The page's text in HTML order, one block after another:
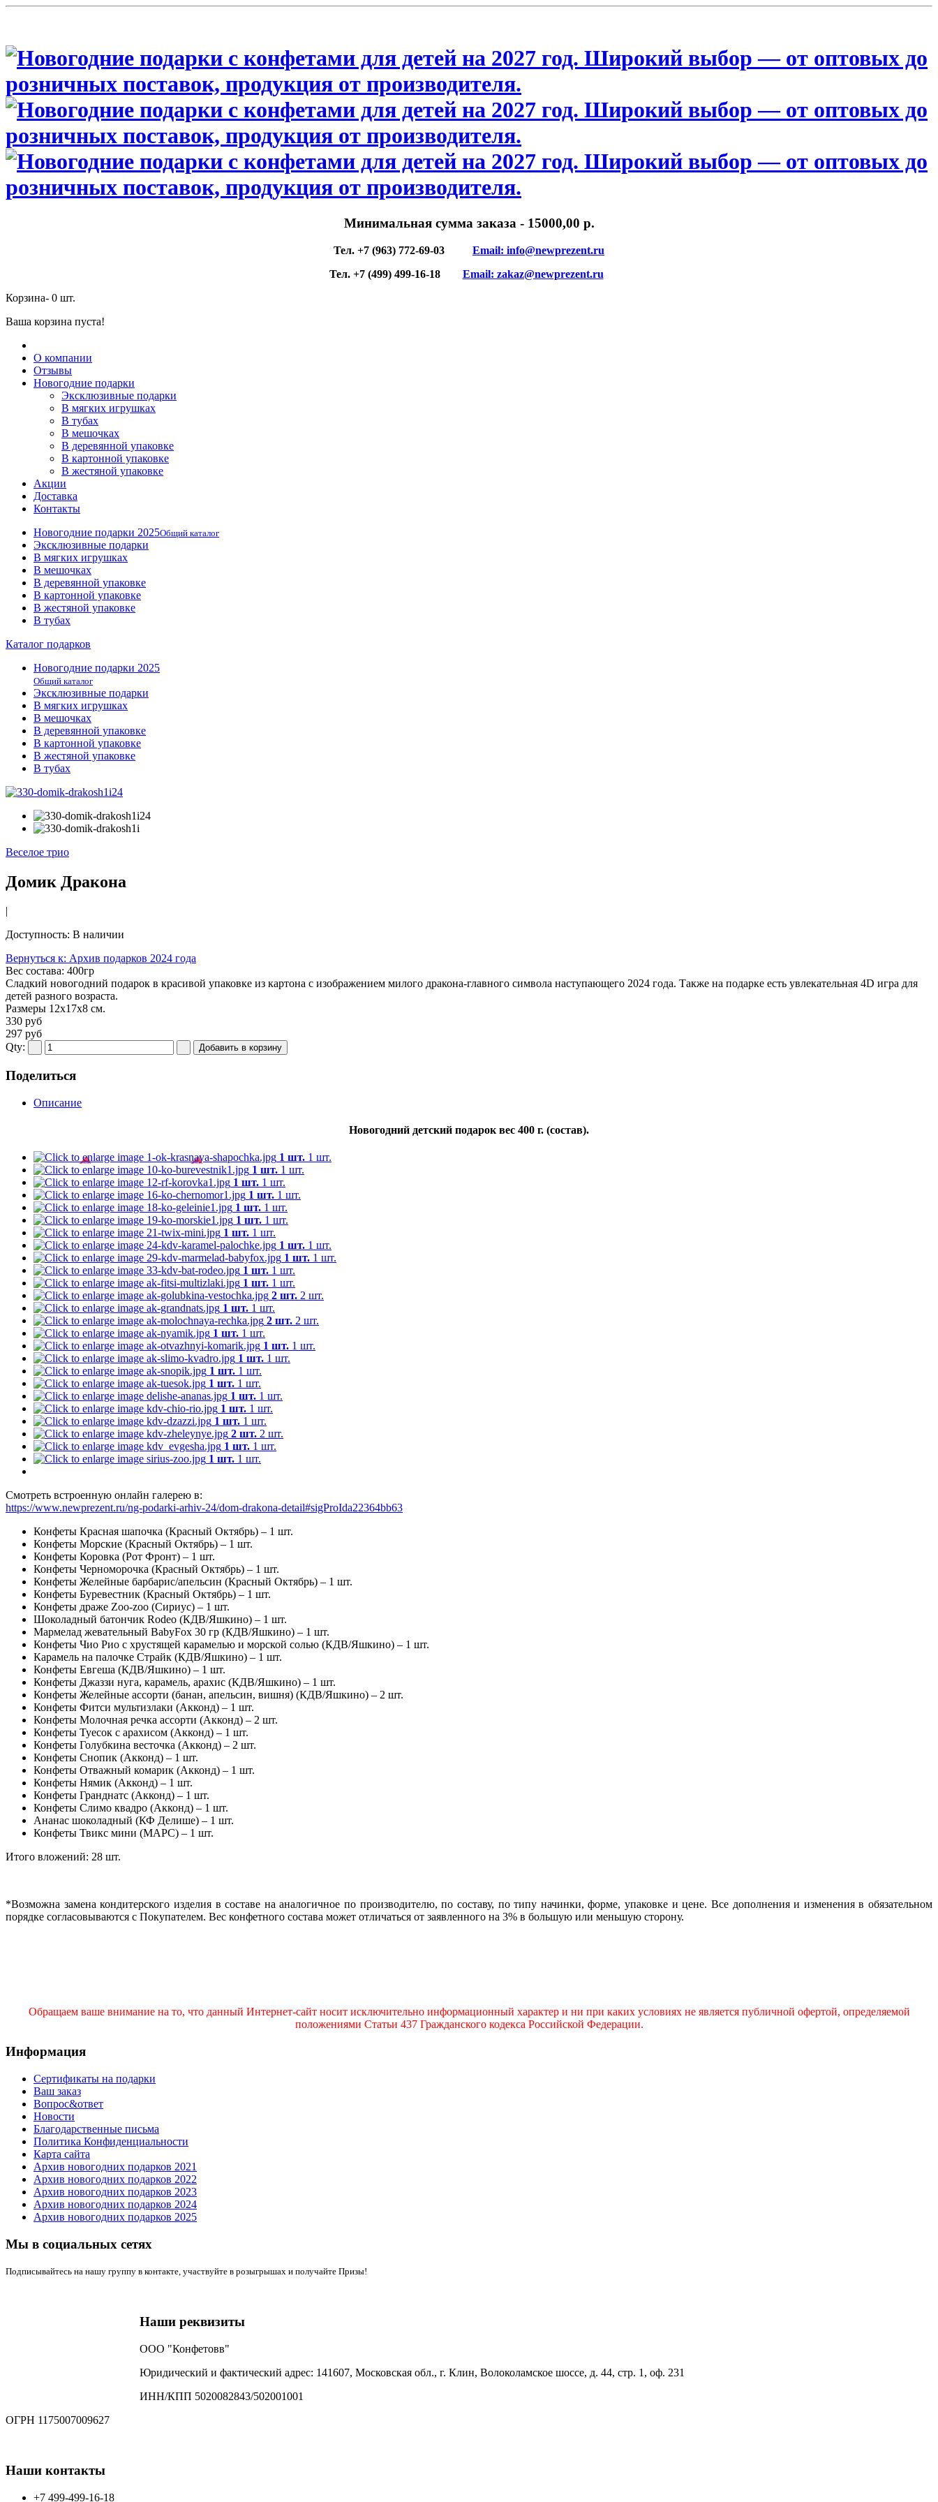
Минимальная сумма заказа - 15000,00 р.
Тел. +7 (963) 772-69-03 Email: info@newprezent.ru
Тел. +7 (499) 499-16-18 Email: zakaz@newprezent.ru
Корзина- 0 шт.
Ваша корзина пуста!
О компании
Отзывы
Новогодние подарки
Эксклюзивные подарки
В мягких игрушках
В тубах
В мешочках
В деревянной упаковке
В картонной упаковке
В жестяной упаковке
Акции
Доставка
Контакты
Новогодние подарки 2025Общий каталог
Эксклюзивные подарки
В мягких игрушках
В мешочках
В деревянной упаковке
В картонной упаковке
В жестяной упаковке
В тубах
Каталог подарков
Новогодние подарки 2025
Общий каталог
Эксклюзивные подарки
В мягких игрушках
В мешочках
В деревянной упаковке
В картонной упаковке
В жестяной упаковке
В тубах
Веселое трио
Домик Дракона
|
Доступность: В наличии
Вернуться к: Архив подарков 2024 года
Вес состава: 400гр
Сладкий новогодний подарок в красивой упаковке из картона с изображением милого дракона-главного символа наступающего 2024 года. Также на подарке есть увлекательная 4D игра для
детей разного возраста.
Размеры 12х17х8 см.
330 руб
297 руб
Qty:
Поделиться
Описание
Новогодний детский подарок вес 400 г. (состав).
1 шт. 1 шт.
1 шт. 1 шт.
1 шт. 1 шт.
1 шт. 1 шт.
1 шт. 1 шт.
1 шт. 1 шт.
1 шт. 1 шт.
1 шт. 1 шт.
1 шт. 1 шт.
1 шт. 1 шт.
1 шт. 1 шт.
2 шт. 2 шт.
1 шт. 1 шт.
2 шт. 2 шт.
1 шт. 1 шт.
1 шт. 1 шт.
1 шт. 1 шт.
1 шт. 1 шт.
1 шт. 1 шт.
1 шт. 1 шт.
1 шт. 1 шт.
1 шт. 1 шт.
2 шт. 2 шт.
1 шт. 1 шт.
1 шт. 1 шт.
Смотреть встроенную онлайн галерею в:
https://www.newprezent.ru/ng-podarki-arhiv-24/dom-drakona-detail#sigProIda22364bb63
Конфеты Красная шапочка (Красный Октябрь) – 1 шт.
Конфеты Морские (Красный Октябрь) – 1 шт.
Конфеты Коровка (Рот Фронт) – 1 шт.
Конфеты Черноморочка (Красный Октябрь) – 1 шт.
Конфеты Желейные барбарис/апельсин (Красный Октябрь) – 1 шт.
Конфеты Буревестник (Красный Октябрь) – 1 шт.
Конфеты драже Zoo-zoo (Сириус) – 1 шт.
Шоколадный батончик Rodeo (КДВ/Яшкино) – 1 шт.
Мармелад жевательный BabyFox 30 гр (КДВ/Яшкино) – 1 шт.
Конфеты Чио Рио с хрустящей карамелью и морской солью (КДВ/Яшкино) – 1 шт.
Карамель на палочке Страйк (КДВ/Яшкино) – 1 шт.
Конфеты Евгеша (КДВ/Яшкино) – 1 шт.
Конфеты Джаззи нуга, карамель, арахис (КДВ/Яшкино) – 1 шт.
Конфеты Желейные ассорти (банан, апельсин, вишня) (КДВ/Яшкино) – 2 шт.
Конфеты Фитси мультизлаки (Акконд) – 1 шт.
Конфеты Молочная речка ассорти (Акконд) – 2 шт.
Конфеты Туесок с арахисом (Акконд) – 1 шт.
Конфеты Голубкина весточка (Акконд) – 2 шт.
Конфеты Снопик (Акконд) – 1 шт.
Конфеты Отважный комарик (Акконд) – 1 шт.
Конфеты Нямик (Акконд) – 1 шт.
Конфеты Гранднатс (Акконд) – 1 шт.
Конфеты Слимо квадро (Акконд) – 1 шт.
Ананас шоколадный (КФ Делише) – 1 шт.
Конфеты Твикс мини (МАРС) – 1 шт.
Итого вложений: 28 шт.
*Возможна замена кондитерского изделия в составе на аналогичное по производителю, по составу, по типу начинки, форме, упаковке и цене. Все дополнения и изменения в обязательном
порядке согласовываются с Покупателем. Вес конфетного состава может отличаться от заявленного на 3% в большую или меньшую сторону.
Обращаем ваше внимание на то, что данный Интернет-сайт носит исключительно информационный характер и ни при каких условиях не является публичной офертой, определяемой
положениями Статьи 437 Гражданского кодекса Российской Федерации.
Информация
Сертификаты на подарки
Ваш заказ
Вопрос&ответ
Новости
Благодарственные письма
Политика Конфиденциальности
Карта сайта
Архив новогодних подарков 2021
Архив новогодних подарков 2022
Архив новогодних подарков 2023
Архив новогодних подарков 2024
Архив новогодних подарков 2025
Мы в социальных сетях
Подписывайтесь на нашу группу в контакте, участвуйте в розыгрышах и получайте Призы!
Наши реквизиты
ООО "Конфетовв"
Юридический и фактический адрес: 141607, Московская обл., г. Клин, Волоколамское шоссе, д. 44, стр. 1, оф. 231
ИНН/КПП 5020082843/502001001
ОГРН 1175007009627
Наши контакты
+7 499-499-16-18